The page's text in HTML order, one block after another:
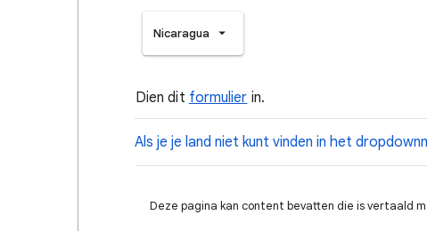
Nicaragua
Dien dit formulier in.
Als je je land niet kunt vinden in het
Deze pagina kan content bevatten die is vertaald